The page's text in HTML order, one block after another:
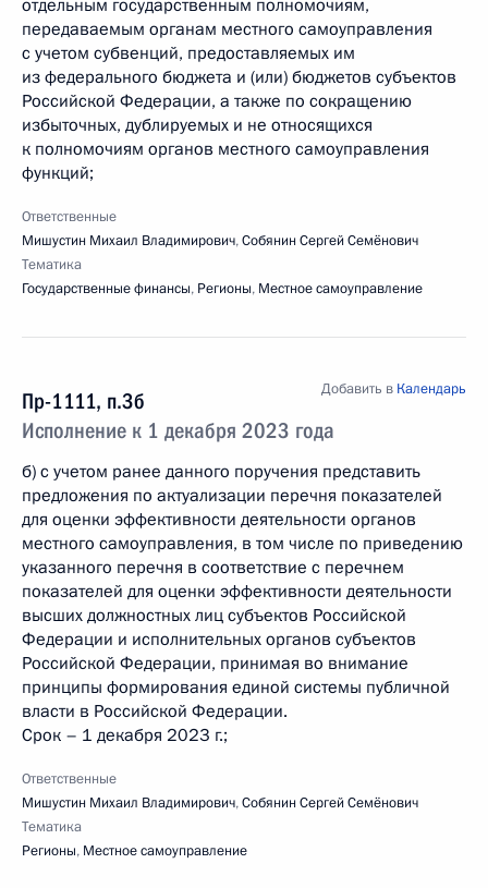
отдельным государственным полномочиям,
передаваемым органам местного самоуправления
с учетом субвенций, предоставляемых им
из федерального бюджета и (или) бюджетов субъектов
Российской Федерации, а также по сокращению
избыточных, дублируемых и не относящихся
к полномочиям органов местного самоуправления
функций;
Ответственные
Мишустин Михаил Владимирович,Собянин Сергей Семёнович
Тематика
Государственные финансы, Регионы, Местное самоуправление
Пр-1111, п.3б
Исполнение к 1 декабря 2023 года
Добавить в Календарь
б) с учетом ранее данного поручения представить
предложения по актуализации перечня показателей
для оценки эффективности деятельности органов
местного самоуправления, в том числе по приведению
указанного перечня в соответствие с перечнем
показателей для оценки эффективности деятельности
высших должностных лиц субъектов Российской
Федерации и исполнительных органов субъектов
Российской Федерации, принимая во внимание
принципы формирования единой системы публичной
власти в Российской Федерации.
Срок – 1 декабря 2023 г.;
Ответственные
Мишустин Михаил Владимирович,Собянин Сергей Семёнович
Тематика
Регионы, Местное самоуправление